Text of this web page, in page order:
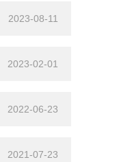
2023-08-11
2023-02-01
2022-06-23
2021-07-23